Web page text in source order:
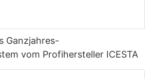
Ganzjahres-
vom Profihersteller ICESTA